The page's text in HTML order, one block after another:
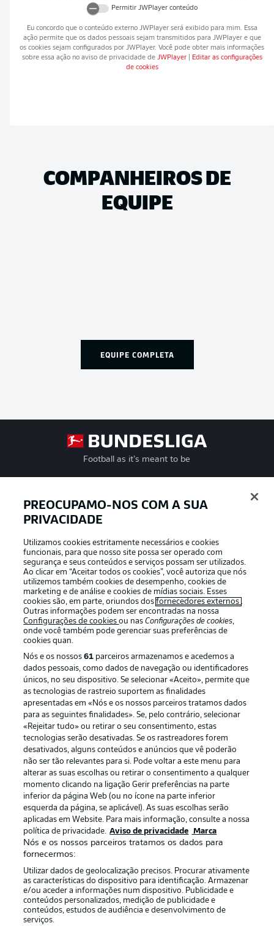
Permitir JWPlayerconteúdo
Eu concordo que o conteúdo externo JWPlayerserá exibido para mim. Essa
ação permite que os dados pessoais sejam transmitidos para JWPlayere que
os cookies sejam configurados por JWPlayer. Você pode obter mais informações
sobre essa ação no aviso de privacidade de JWPlayer
Editar as configurações
de cookies
COMPANHEIROS DE
EQUIPE
EQUIPE COMPLETA
Football as it’s meant to be
APLICATIVO DA BUNDESLIGA
Oferecido por
Publicidade Avisos legais
Gerir preferências Aviso de privacidade
Emissoras
Trabalhe conosco Marca
Contato Jogadores
PREOCUPAMO-NOS COM A SUA
PRIVACIDADE
Utilizamos cookies estritamente necessários e cookies
funcionais, para que nosso site possa ser operado com
segurança e seus conteúdos e serviços possam ser utilizados.
Ao clicar em “Aceitar todos os cookies”, você autoriza que nós
utilizemos também cookies de desempenho, cookies de
marketing e de análise e cookies de mídias sociais. Esses
cookies são, em parte, oriundos dosfornecedores externos .
Outras informações podem ser encontradas na nossa
Configurações de cookiesou nasConfigurações de cookies,
onde você também pode gerenciar suas preferências de
cookies quan.
Nós e os nossos61 parceiros armazenamos e acedemos a
dados pessoais, como dados de navegação ou identificadores
únicos, no seu dispositivo. Se selecionar «Aceito», permite que
as tecnologias de rastreio suportem as finalidades
apresentadas em «Nós e os nossos parceiros tratamos dados
para as seguintes finalidades». Se, pelo contrário, selecionar
«Rejeitar tudo» ou retirar o seu consentimento, estas
tecnologias serão desativadas. Se os rastreadores forem
desativados, alguns conteúdos e anúncios que vê poderão
não ser tão relevantes para si. Pode voltar a este menu para
alterar as suas escolhas ou retirar o consentimento a qualquer
momento clicando na ligação Gerir preferências na parte
inferior da página Web (ou no ícone na parte inferior
esquerda da página, se aplicável). As suas escolhas serão
aplicadas em Website. Para mais informação, consulte a nossa
política de privacidade. Aviso de privacidade Marca
Nós e os nossos parceiros tratamos os dados para
fornecermos:
Utilizar dados de geolocalização precisos. Procurar ativamente
as características do dispositivo para identificação. Armazenar
e/ou aceder a informações num dispositivo. Publicidade e
conteúdos personalizados, medição de publicidade e
conteúdos, estudos de audiência e desenvolvimento de
serviços.